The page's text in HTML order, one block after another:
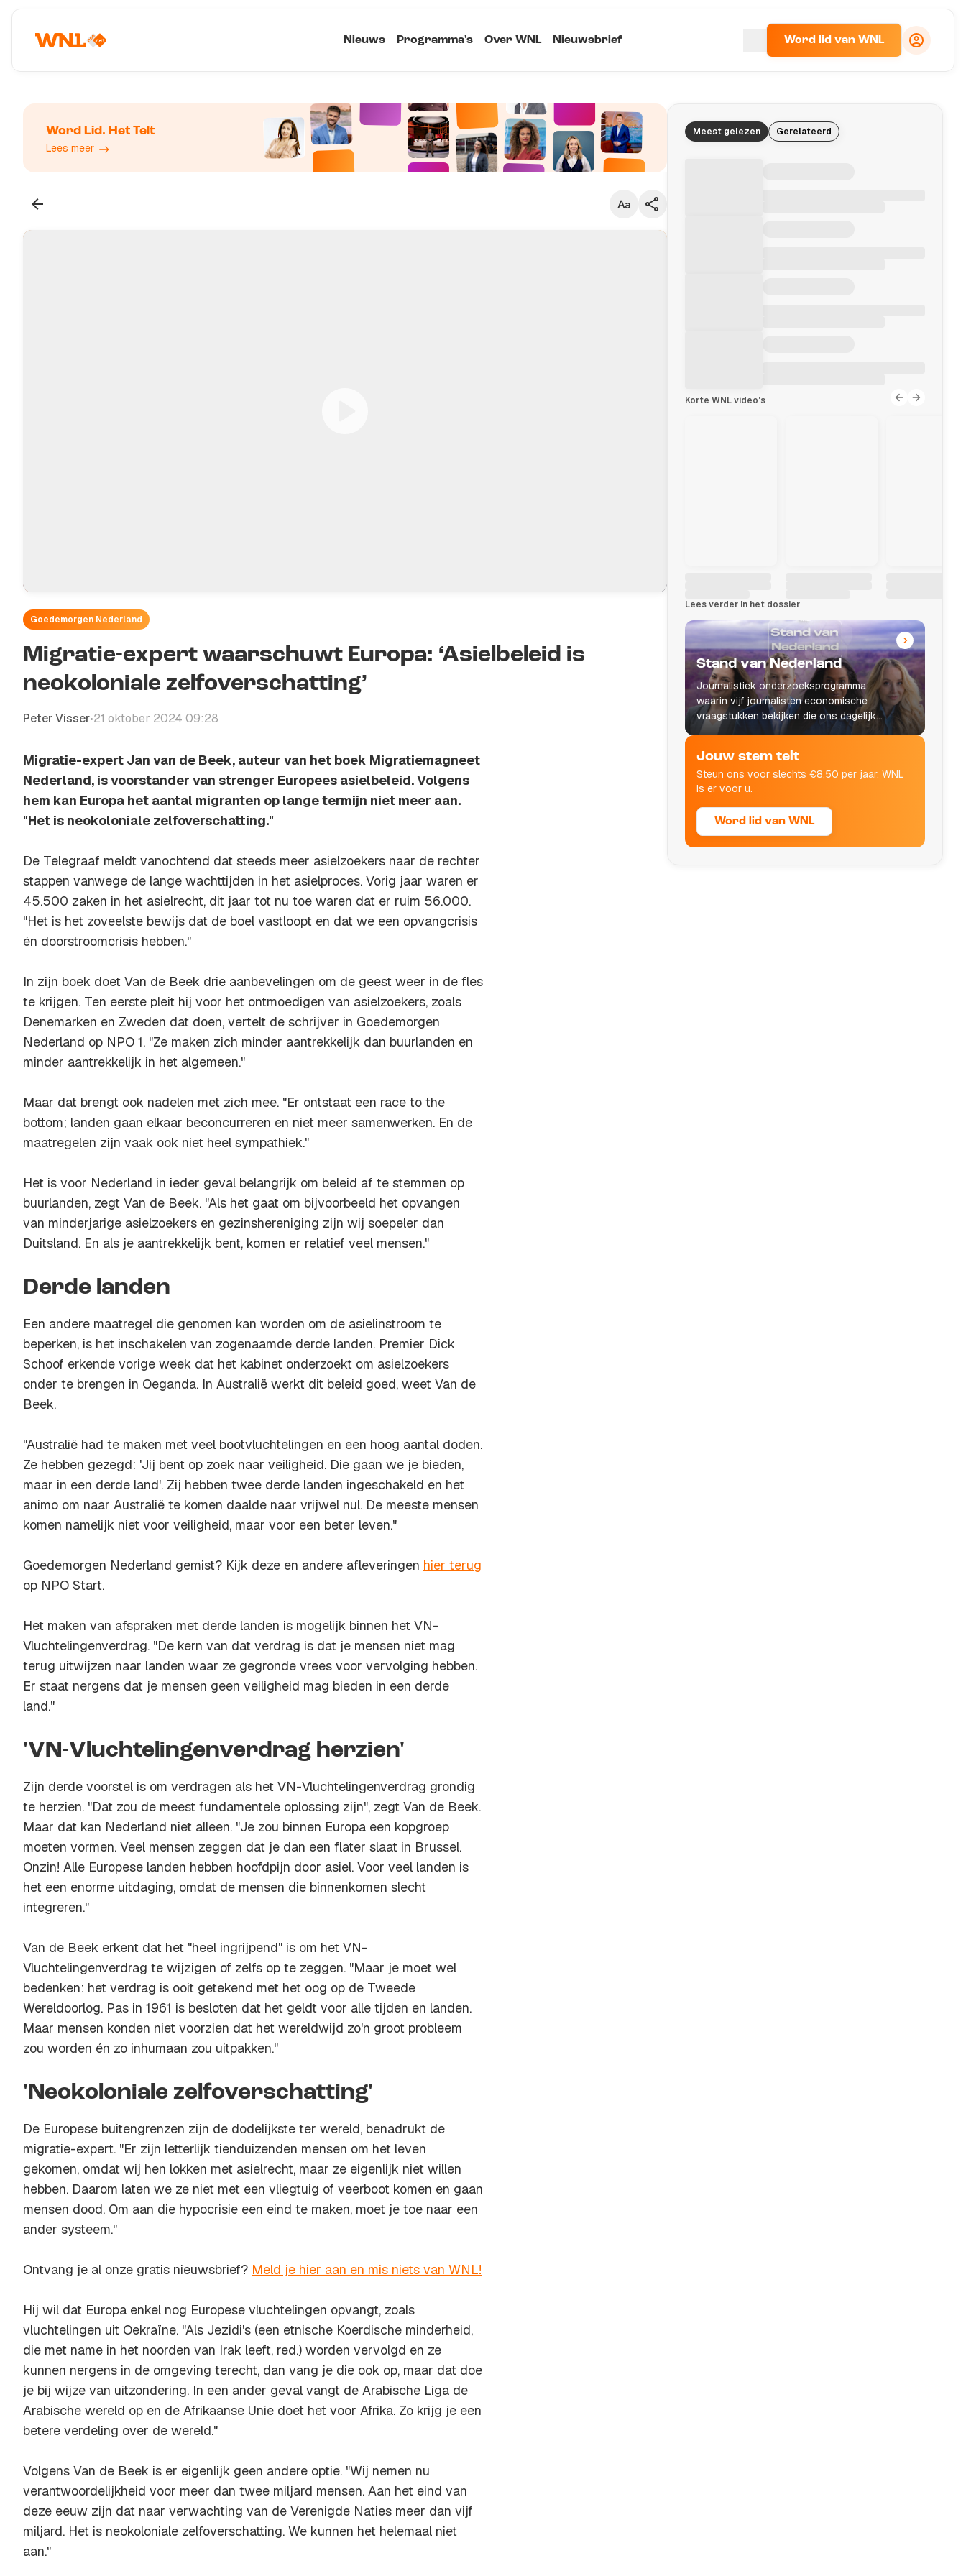
Nieuws Programma's Over WNL Nieuwsbrief Word lid van WNL
Word Lid. Het Telt
Lees meer
Goedemorgen Nederland
Migratie-expert waarschuwt Europa: ‘Asielbeleid is
neokoloniale zelfoverschatting’
Peter Visser•21 oktober 2024 09:28
Migratie-expert Jan van de Beek, auteur van het boek Migratiemagneet
Nederland, is voorstander van strenger Europees asielbeleid. Volgens
hem kan Europa het aantal migranten op lange termijn niet meer aan.
"Het is neokoloniale zelfoverschatting."
De Telegraaf meldt vanochtend dat steeds meer asielzoekers naar de rechter
stappen vanwege de lange wachttijden in het asielproces. Vorig jaar waren er
45.500 zaken in het asielrecht, dit jaar tot nu toe waren dat er ruim 56.000.
"Het is het zoveelste bewijs dat de boel vastloopt en dat we een opvangcrisis
én doorstroomcrisis hebben."
In zijn boek doet Van de Beek drie aanbevelingen om de geest weer in de fles
te krijgen. Ten eerste pleit hij voor het ontmoedigen van asielzoekers, zoals
Denemarken en Zweden dat doen, vertelt de schrijver in Goedemorgen
Nederland op NPO 1. "Ze maken zich minder aantrekkelijk dan buurlanden en
minder aantrekkelijk in het algemeen."
Maar dat brengt ook nadelen met zich mee. "Er ontstaat een race to the
bottom; landen gaan elkaar beconcurreren en niet meer samenwerken. En de
maatregelen zijn vaak ook niet heel sympathiek."
Het is voor Nederland in ieder geval belangrijk om beleid af te stemmen op
buurlanden, zegt Van de Beek. "Als het gaat om bijvoorbeeld het opvangen
van minderjarige asielzoekers en gezinshereniging zijn wij soepeler dan
Duitsland. En als je aantrekkelijk bent, komen er relatief veel mensen."
Derde landen
Een andere maatregel die genomen kan worden om de asielinstroom te
beperken, is het inschakelen van zogenaamde derde landen. Premier Dick
Schoof erkende vorige week dat het kabinet onderzoekt om asielzoekers
onder te brengen in Oeganda. In Australië werkt dit beleid goed, weet Van de
Beek.
"Australië had te maken met veel bootvluchtelingen en een hoog aantal doden.
Ze hebben gezegd: 'Jij bent op zoek naar veiligheid. Die gaan we je bieden,
maar in een derde land'. Zij hebben twee derde landen ingeschakeld en het
animo om naar Australië te komen daalde naar vrijwel nul. De meeste mensen
komen namelijk niet voor veiligheid, maar voor een beter leven."
Goedemorgen Nederland gemist? Kijk deze en andere afleveringen hier terug
op NPO Start.
Het maken van afspraken met derde landen is mogelijk binnen het VN-
Vluchtelingenverdrag. "De kern van dat verdrag is dat je mensen niet mag
terug uitwijzen naar landen waar ze gegronde vrees voor vervolging hebben.
Er staat nergens dat je mensen geen veiligheid mag bieden in een derde
land."
'VN-Vluchtelingenverdrag herzien'
Zijn derde voorstel is om verdragen als het VN-Vluchtelingenverdrag grondig
te herzien. "Dat zou de meest fundamentele oplossing zijn", zegt Van de Beek.
Maar dat kan Nederland niet alleen. "Je zou binnen Europa een kopgroep
moeten vormen. Veel mensen zeggen dat je dan een flater slaat in Brussel.
Onzin! Alle Europese landen hebben hoofdpijn door asiel. Voor veel landen is
het een enorme uitdaging, omdat de mensen die binnenkomen slecht
integreren."
Van de Beek erkent dat het "heel ingrijpend" is om het VN-
Vluchtelingenverdrag te wijzigen of zelfs op te zeggen. "Maar je moet wel
bedenken: het verdrag is ooit getekend met het oog op de Tweede
Wereldoorlog. Pas in 1961 is besloten dat het geldt voor alle tijden en landen.
Maar mensen konden niet voorzien dat het wereldwijd zo'n groot probleem
zou worden én zo inhumaan zou uitpakken."
'Neokoloniale zelfoverschatting'
De Europese buitengrenzen zijn de dodelijkste ter wereld, benadrukt de
migratie-expert. "Er zijn letterlijk tienduizenden mensen om het leven
gekomen, omdat wij hen lokken met asielrecht, maar ze eigenlijk niet willen
hebben. Daarom laten we ze niet met een vliegtuig of veerboot komen en gaan
mensen dood. Om aan die hypocrisie een eind te maken, moet je toe naar een
ander systeem."
Ontvang je al onze gratis nieuwsbrief? Meld je hier aan en mis niets van WNL!
Hij wil dat Europa enkel nog Europese vluchtelingen opvangt, zoals
vluchtelingen uit Oekraïne. "Als Jezidi's (een etnische Koerdische minderheid,
die met name in het noorden van Irak leeft, red.) worden vervolgd en ze
kunnen nergens in de omgeving terecht, dan vang je die ook op, maar dat doe
je bij wijze van uitzondering. In een ander geval vangt de Arabische Liga de
Arabische wereld op en de Afrikaanse Unie doet het voor Afrika. Zo krijg je een
betere verdeling over de wereld."
Volgens Van de Beek is er eigenlijk geen andere optie. "Wij nemen nu
verantwoordelijkheid voor meer dan twee miljard mensen. Aan het eind van
deze eeuw zijn dat naar verwachting van de Verenigde Naties meer dan vijf
miljard. Het is neokoloniale zelfoverschatting. We kunnen het helemaal niet
aan."
Meest gelezen Gerelateerd
Korte WNL video's
Lees verder in het dossier
Stand van Nederland
Journalistiek onderzoeksprogramma
waarin vijf journalisten economische
vraagstukken bekijken die ons dagelijks
leven raken.
Jouw stem telt
Steun ons voor slechts €8,50 per jaar. WNL
is er voor u.
Word lid van WNL